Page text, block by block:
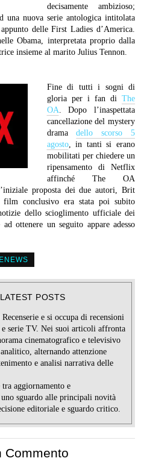
decisamente ambizioso;
nuova serie antologica intitolata
delle First Ladies d’America.
Obama, interpretata proprio dalla
insieme al marito Julius Tennon.
Fine di tutti i sogni di
gloria per i fan di The
OA . Dopo l’inaspettata
cancellazione del mystery
dramadello scorso 5
agosto, in tanti si erano
mobilitati per chiedere un
ripensamento di Netflix
affinché The OA
proposta dei due autori, Brit
conclusivo era stata poi subito
dello scioglimento ufficiale dei
ottenere un seguito appare adesso
LATEST POSTS
e si occupa di recensioni
e serie TV. Nei suoi articoli affronta
cinematografico e televisivo
alternando attenzione
e analisi narrativa delle
aggiornamento e
sguardo alle principali novità
editoriale e sguardo critico.
Commento